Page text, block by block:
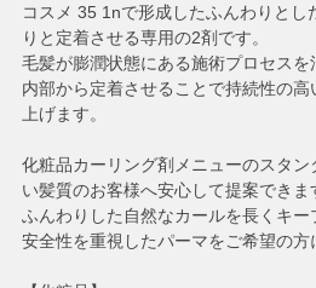
コスメ 35 1nで形成したふんわりとし
りと定着させる専用の2剤です。
毛髪が膨潤状態にある施術プロセス
内部から定着させることで持続性の
上げます。
化粧品カーリング剤メニューのスタ
い髪質のお客様へ安心して提案できま
ふんわりした自然なカールを長くキ
安全性を重視したパーマをご希望の方